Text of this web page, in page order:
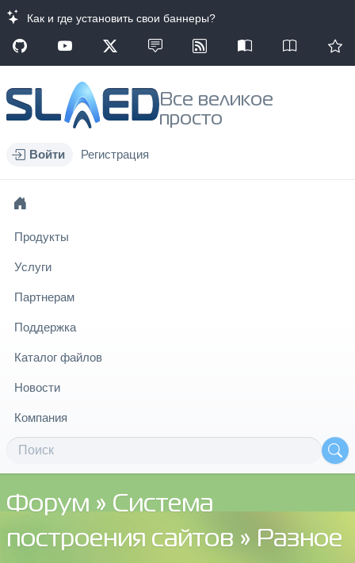
Как и где установить свои баннеры?
Все великое
просто
Войти Регистрация
Продукты
Услуги
Партнерам
Поддержка
Каталог файлов
Новости
Компания
Форум » Система
построения сайтов » Разное